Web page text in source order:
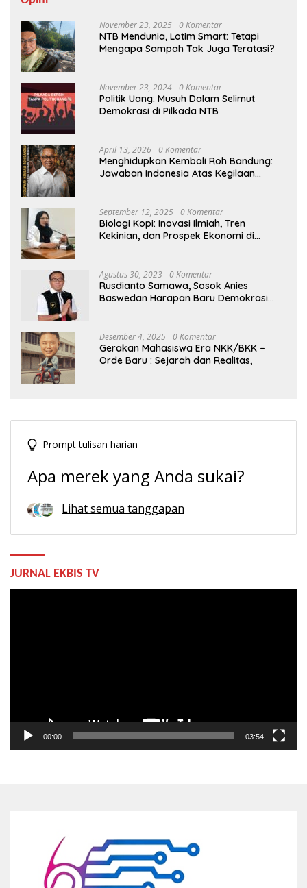
November 23, 2025 0 Komentar
NTB Mendunia, Lotim Smart: Tetapi
Mengapa Sampah Tak Juga Teratasi?
November 23, 2024 0 Komentar
Politik Uang: Musuh Dalam Selimut
Demokrasi di Pilkada NTB
April 13, 2026 0 Komentar
Menghidupkan Kembali Roh Bandung:
Jawaban Indonesia Atas Kegilaan
September 12, 2025 0 Komentar
Biologi Kopi: Inovasi Ilmiah, Tren
Kekinian, dan Prospek Ekonomi di
Agustus 30, 2023 0 Komentar
Rusdianto Samawa, Sosok Anies
Baswedan Harapan Baru Demokrasi
Desember 4, 2025 0 Komentar
Gerakan Mahasiswa Era NKK/BKK –
Orde Baru : Sejarah dan Realitas,
Prompt tulisan harian
Apa merek yang Anda sukai?
Lihat semua tanggapan
JURNAL EKBIS TV
00:00 03:54